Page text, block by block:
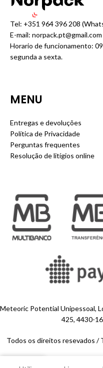
Tel: +351 964 396 208
E-mail: norpack.pt@gmail.com
Horario de funcionamento:
segunda a sexta.
MENU
Entregas e devoluções
Política de Privacidade
Perguntas frequentes
Resolução de litígios online
Meteoric Potential Unipessoal,
425, 4430-
Todos os direitos resevados /